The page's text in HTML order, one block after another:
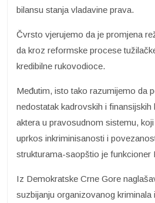
bilansu stanja vladavine prava.
Čvrsto vjerujemo da je promjena
da kroz reformske procese
kredibilne rukovodioce.
Međutim, isto tako razumijemo da
nedostatak kadrovskih i finansijskih
aktera u pravosudnom sistemu,
uprkos inkriminisanosti i
strukturama-saopštio je funkcioner
Iz Demokratske Crne Gore
suzbijanju organizovanog